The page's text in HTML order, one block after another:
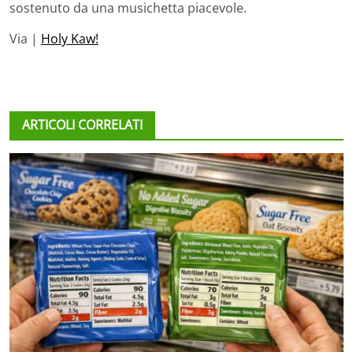
sostenuto da una musichetta piacevole.
Via | Holy Kaw!
ARTICOLI CORRELATI